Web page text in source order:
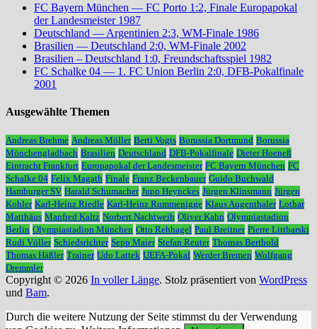
FC Bayern München — FC Porto 1:2, Finale Europapokal
der Landesmeister 1987
Deutschland — Argentinien 2:3, WM-Finale 1986
Brasilien — Deutschland 2:0, WM-Finale 2002
Brasilien – Deutschland 1:0, Freundschaftsspiel 1982
FC Schalke 04 — 1. FC Union Berlin 2:0, DFB-Pokalfinale
2001
Ausgewählte Themen
Andreas Brehme Andreas Möller Berti Vogts Borussia Dortmund Borussia
Mönchengladbach Brasilien Deutschland DFB-Pokalfinale Dieter Hoeneß
Eintracht Frankfurt Europapokal der Landesmeister FC Bayern München FC
Schalke 04 Felix Magath Finale Franz Beckenbauer Guido Buchwald
Hamburger SV Harald Schumacher Jupp Heynckes Jürgen Klinsmann Jürgen
Kohler Karl-Heinz Riedle Karl-Heinz Rummenigge Klaus Augenthaler Lothar
Matthäus Manfred Kaltz Norbert Nachtweih Oliver Kahn Olympiastadion
Berlin Olympiastadion München Otto Rehhagel Paul Breitner Pierre Littbarski
Rudi Völler Schiedsrichter Sepp Maier Stefan Reuter Thomas Berthold
Thomas Häßler Trainer Udo Lattek UEFA-Pokal Werder Bremen Wolfgang
Dremmler
Copyright © 2026 In voller Länge. Stolz präsentiert von WordPress
und Bam.
Durch die weitere Nutzung der Seite stimmst du der Verwendung